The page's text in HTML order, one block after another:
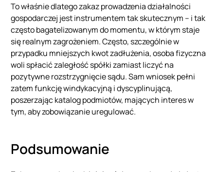
To właśnie dlatego zakaz prowadzenia działalności
gospodarczej jest instrumentem tak skutecznym – i tak
często bagatelizowanym do momentu, w którym staje
się realnym zagrożeniem. Często, szczególnie w
przypadku mniejszych kwot zadłużenia, osoba fizyczna
woli spłacić zaległość spółki zamiast liczyć na
pozytywne rozstrzygnięcie sądu. Sam wniosek pełni
zatem funkcję windykacyjną i dyscyplinującą,
poszerzając katalog podmiotów, mających interes w
tym, aby zobowiązanie uregulować.
Podsumowanie